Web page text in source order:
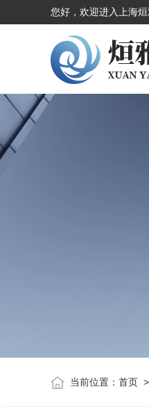
您好，欢迎进入上海
当前位置： 首页>